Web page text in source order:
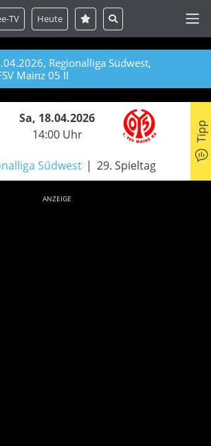
TV Heute
Regionalliga Südwest,
Mainz 05 II
Sa, 18.04.2026
14:00 Uhr
Südwest 29. Spieltag
Tipp
ANZEIGE